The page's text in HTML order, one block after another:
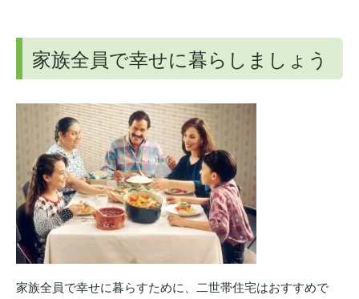
家族全員で幸せに暮らしましょう
家族全員で幸せに暮らすために、二世帯住宅はおすすめで